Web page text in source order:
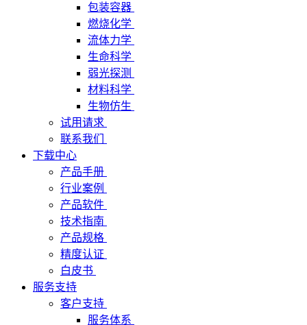
包装容器
燃烧化学
流体力学
生命科学
弱光探测
材料科学
生物仿生
试用请求
联系我们
下载中心
产品手册
行业案例
产品软件
技术指南
产品规格
精度认证
白皮书
服务支持
客户支持
服务体系